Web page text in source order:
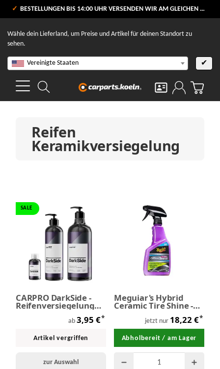
VERSANDKOSTENFREI AB 80 €
BESTELLUNGEN BIS 14:00 UHR VERSENDEN WIR AM GLEICHEN WERKTAG
Wähle dein Lieferland, um Preise und Artikel für deinen Standort zu
sehen.
Vereinigte Staaten ✔
Reifen
Keramikversiegelung
SALE
CARPRO DarkSide -
Reifenversiegelung
Gummiversiegelung
ab 3,95 €*
Artikel vergriffen
zur Auswahl
Meguiar's Hybrid
Ceramic Tire Shine -
Reifen Coating 473 ml
jetzt nur 18,22 €*
Abholbereit / am Lager